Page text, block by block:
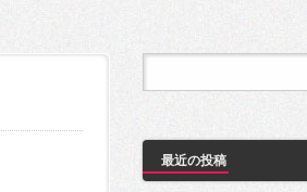
最近の投稿